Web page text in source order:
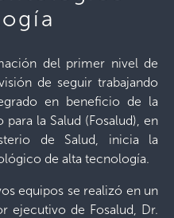
del primer nivel de
de seguir trabajando
en beneficio de la
la Salud (Fosalud), en
de Salud, inicia la
de alta tecnología.
equipos se realizó en un
ejecutivo de Fosalud, Dr.